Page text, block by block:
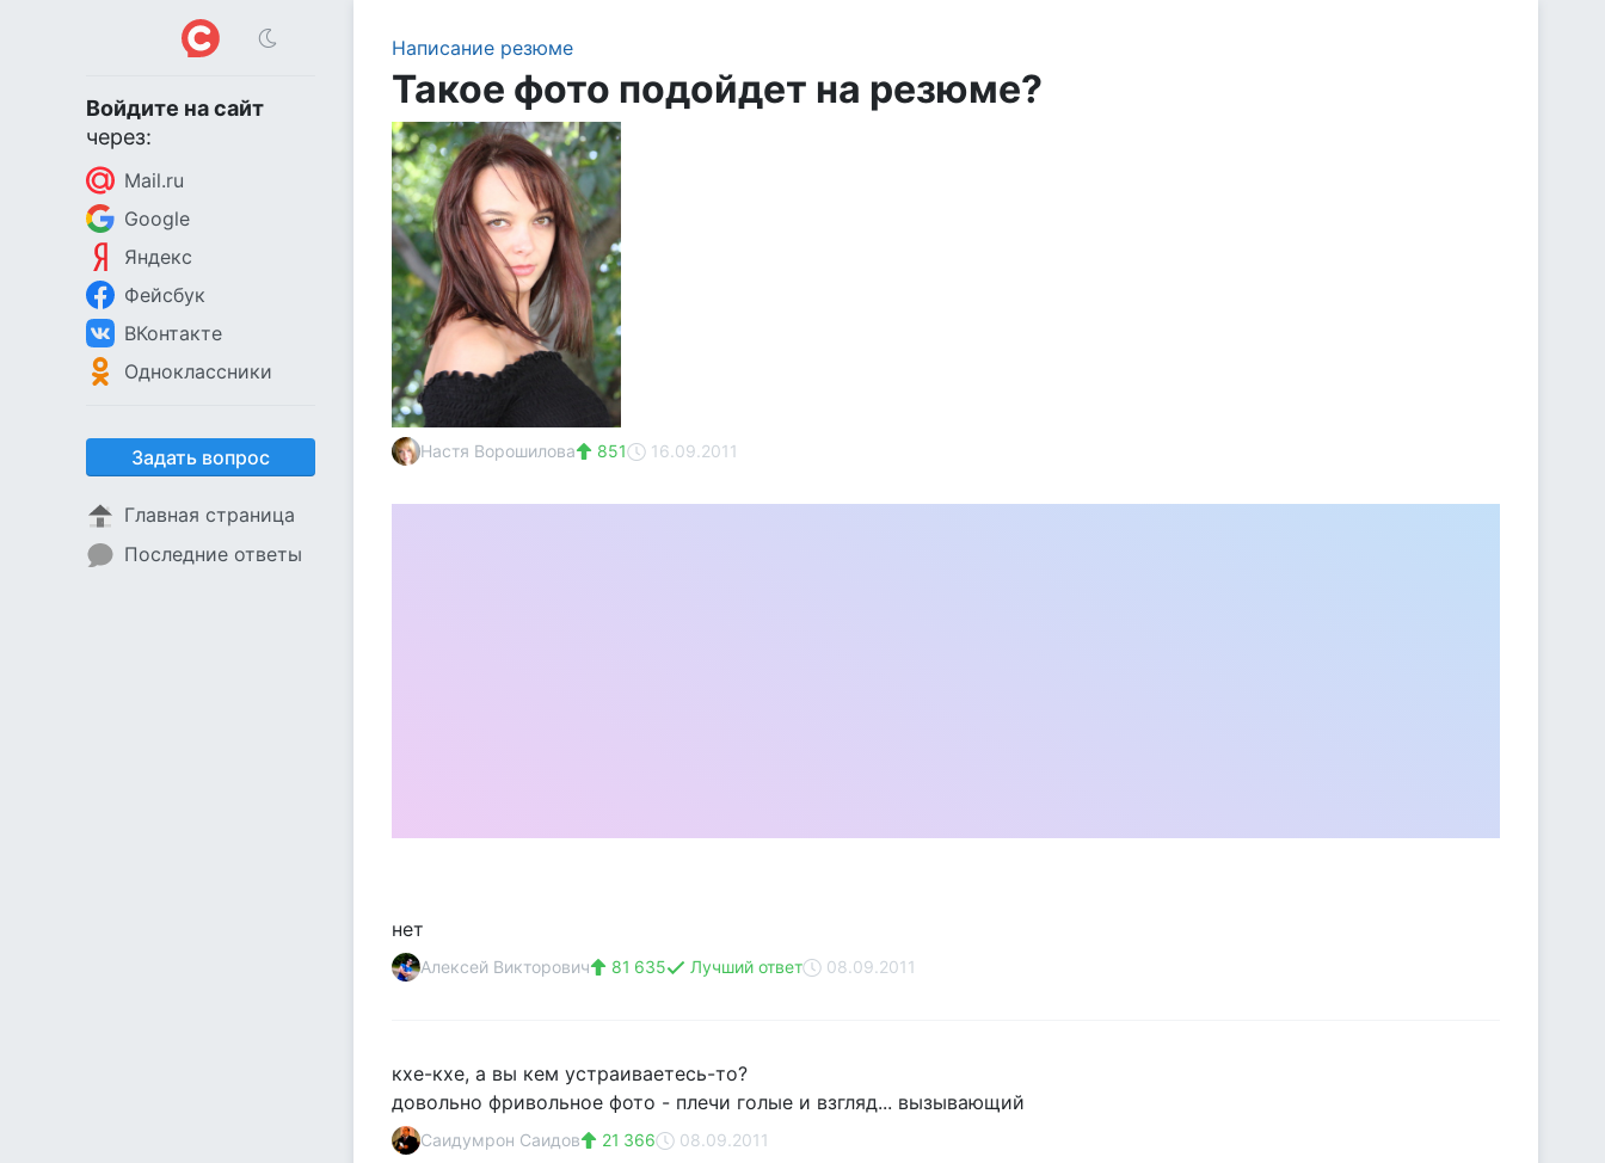
Войдите на сайт
через:
Mail.ru
Google
Яндекс
Фейсбук
ВКонтакте
Одноклассники
Задать вопрос
Главная страница
Последние ответы
Написание резюме
Такое фото подойдет на резюме?
Настя Ворошилова 851 16.09.2011
нет
Алексей Викторович 81 635 Лучший ответ 08.09.2011
кхе-кхе, а вы кем устраиваетесь-то?
довольно фривольное фото - плечи голые и взгляд... вызывающий
Саидумрон Саидов 21 366 08.09.2011